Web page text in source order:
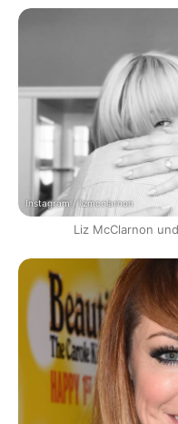
Instagram / lizmcclarnon
Liz McClarnon